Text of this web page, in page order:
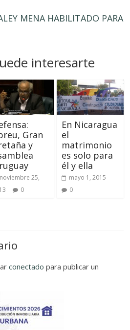
MENA HABILITADO PARA
interesarte
Gran
y
noviembre 25,
0
En Nicaragua
el
matrimonio
es solo para
él y ella
mayo 1, 2015
0
conectado para publicar un